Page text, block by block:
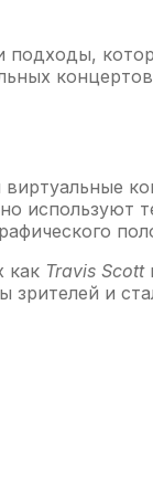
используют
как Travis Scott
и